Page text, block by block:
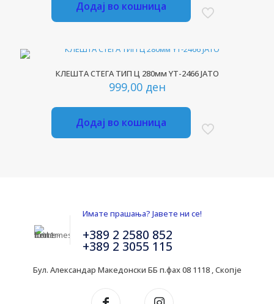
Додај во кошница
КЛЕШТА СТЕГА ТИП Ц 280мм YT-2466 ЈАТО
999,00 ден
Додај во кошница
Имате прашања? Јавете ни се!
+389 2 2580 852
+389 2 3055 115
Бул. Александар Македонски ББ п.фах 08 1118 , Скопје